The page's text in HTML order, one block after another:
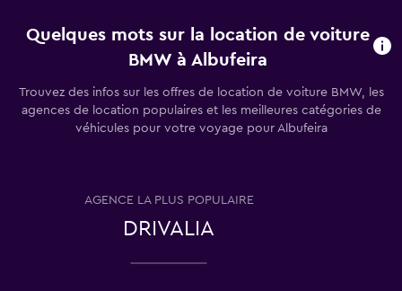
Quelques mots sur la location de voiture
BMW à Albufeira
Trouvez des infos sur les offres de location de voiture BMW, les
agences de location populaires et les meilleures catégories de
véhicules pour votre voyage pour Albufeira
AGENCE LA PLUS POPULAIRE
DRIVALIA